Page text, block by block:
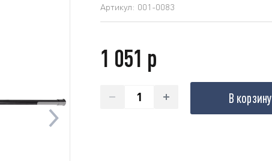
Артикул: 001-0083
1 051 р
В корзину